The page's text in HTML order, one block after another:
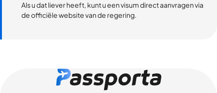
Als u dat liever heeft, kunt u een visum direct aanvragen via
de officiële website van de regering.